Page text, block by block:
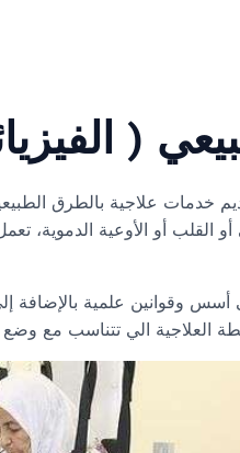
(
علاجية بالطرق
القلب أو الأوعية الدموية،
أسس وقوانين علمية
الي تتناسب مع وضع